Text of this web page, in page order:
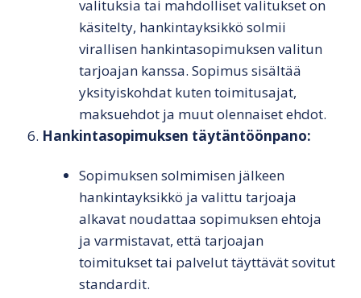
valituksia tai mahdolliset valitukset on
käsitelty, hankintayksikkö solmii
virallisen hankintasopimuksen valitun
tarjoajan kanssa. Sopimus sisältää
yksityiskohdat kuten toimitusajat,
maksuehdot ja muut olennaiset ehdot.
Hankintasopimuksen täytäntöönpano:
Sopimuksen solmimisen jälkeen
hankintayksikkö ja valittu tarjoaja
alkavat noudattaa sopimuksen ehtoja
ja varmistavat, että tarjoajan
toimitukset tai palvelut täyttävät sovitut
standardit.